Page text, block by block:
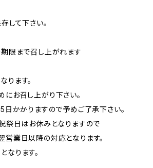
して下さい。
限まで召し上がれます
ります。
にお召し上がり下さい。
かかりますので予めご了承下さい。
祭日はお休みとなりますので
業日以降の対応となります。
ります。